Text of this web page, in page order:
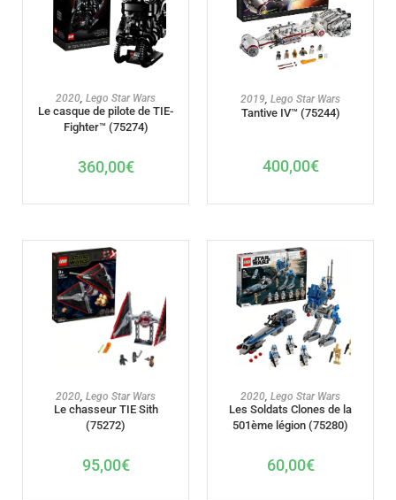
AJOUTER AU PANIER
2020 Lego Star Wars
Le casque de pilote de TIE-
Fighter™ (75274)
360,00€
AJOUTER AU PANIER
2019 Lego Star Wars
Tantive IV™ (75244)
400,00€
AJOUTER AU PANIER
2020, Lego Star Wars
Le chasseur TIE Sith
(75272)
95,00€
AJOUTER AU PANIER
2020, Lego Star Wars
Les Soldats Clones de la
501ème légion (75280)
60,00€